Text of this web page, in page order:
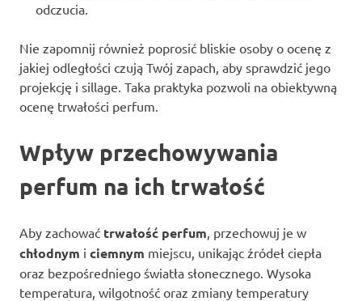
odczucia.
Nie zapomnij również poprosić bliskie osoby o ocenę z
jakiej odległości czują Twój zapach, aby sprawdzić jego
projekcję i sillage. Taka praktyka pozwoli na obiektywną
ocenę trwałości perfum.
Wpływ przechowywania
perfum na ich trwałość
Aby zachować trwałość perfum, przechowuj je w
chłodnym i ciemnym miejscu, unikając źródeł ciepła
oraz bezpośredniego światła słonecznego. Wysoka
temperatura, wilgotność oraz zmiany temperatury